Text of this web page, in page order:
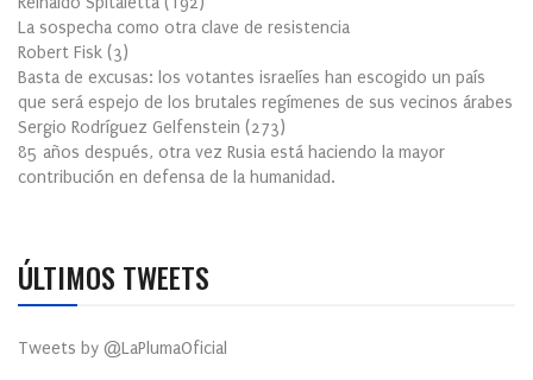
La sospecha como otra clave de resistencia
Robert Fisk (3)
Basta de excusas: los votantes israelíes han escogido un país
que será espejo de los brutales regímenes de sus vecinos árabes
Sergio Rodríguez Gelfenstein (273)
85 años después, otra vez Rusia está haciendo la mayor
contribución en defensa de la humanidad.
ÚLTIMOS TWEETS
Tweets by @LaPlumaOficial